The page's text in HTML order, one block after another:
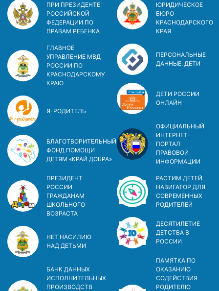
ПРИ ПРЕЗИДЕНТЕ
РОССИЙСКОЙ
ФЕДЕРАЦИИ ПО
ПРАВАМ РЕБЕНКА
ГЛАВНОЕ
УПРАВЛЕНИЕ МВД
РОССИИ ПО
КРАСНОДАРСКОМУ
КРАЮ
Я-РОДИТЕЛЬ
БЛАГОТВОРИТЕЛЬНЫЙ
ФОНД ПОМОЩИ
ДЕТЯМ «КРАЙ ДОБРА»
ПРЕЗИДЕНТ
РОССИИ
ГРАЖДАНАМ
ШКОЛЬНОГО
ВОЗРАСТА
НЕТ НАСИЛИЮ
НАД ДЕТЬМИ
БАНК ДАННЫХ
ИСПОЛНИТЕЛЬНЫХ
ПРОИЗВОДСТВ
ЮРИДИЧЕСКОЕ
БЮРО
КРАСНОДАРСКОГО
КРАЯ
ПЕРСОНАЛЬНЫЕ
ДАННЫЕ. ДЕТИ
ДЕТИ РОССИИ
ОНЛАЙН
ОФИЦИАЛЬНЫЙ
ИНТЕРНЕТ-
ПОРТАЛ
ПРАВОВОЙ
ИНФОРМАЦИИ
РАСТИМ ДЕТЕЙ.
НАВИГАТОР ДЛЯ
СОВРЕМЕННЫХ
РОДИТЕЛЕЙ
ДЕСЯТИЛЕТИЕ
ДЕТСТВА В
РОСCИИ
ПАМЯТКА ПО
ОКАЗАНИЮ
СОДЕЙСТВИЯ
РОДИТЕЛЮ